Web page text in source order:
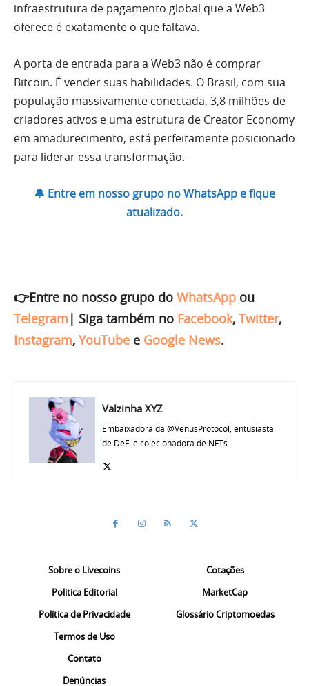
infraestrutura de pagamento global que a Web3
oferece é exatamente o que faltava.
A porta de entrada para a Web3 não é comprar
Bitcoin. É vender suas habilidades. O Brasil, com sua
população massivamente conectada, 3,8 milhões de
criadores ativos e uma estrutura de Creator Economy
em amadurecimento, está perfeitamente posicionado
para liderar essa transformação.
🔔 Entre em nosso grupo no WhatsApp e fique
atualizado.
👉Entre no nosso grupo do WhatsApp ou
Telegram | Siga também no Facebook, Twitter,
Instagram, YouTube e Google News.
Valzinha XYZ
Embaixadora da @VenusProtocol, entusiasta
de DeFi e colecionadora de NFTs.
Sobre o Livecoins
Politica Editorial
Política de Privacidade
Termos de Uso
Contato
Denúncias
Cotações
MarketCap
Glossário Criptomoedas